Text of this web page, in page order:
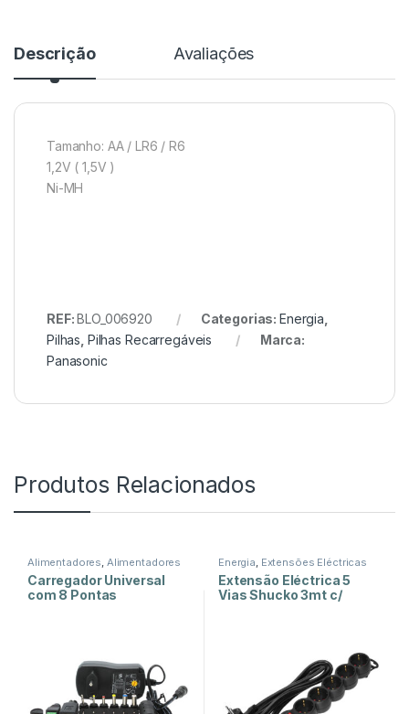
Descrição Avaliações
Tamanho: AA / LR6 / R6
1,2V ( 1,5V )
Ni-MH
REF:BLO_006920 Categorias: Energia
Pilhas Pilhas Recarregáveis
Marca:
Panasonic
Produtos Relacionados
Alimentadores, Alimentadores
Reguláveis , Energia
Carregador Universal
com 8 Pontas
Energia, Extensões Eléctricas
Extensão Eléctrica 5
Vias Shucko 3mt c/